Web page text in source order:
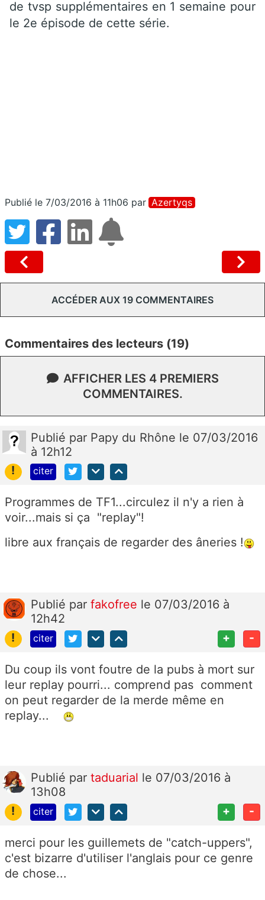
de tvsp supplémentaires en 1 semaine pour
le 2e épisode de cette série.
Publié le 7/03/2016 à 11h06 par Azertyqs
ACCÉDER AUX 19 COMMENTAIRES
Commentaires des lecteurs (19)
AFFICHER LES 4 PREMIERS
COMMENTAIRES.
Publié par Papy du Rhône le 07/03/2016
à 12h12
!
citer
Programmes de TF1...circulez il n'y a rien à
voir...mais si ça "replay"!
libre aux français de regarder des âneries !
Publié par fakofree le 07/03/2016 à
12h42
!
citer + -
Du coup ils vont foutre de la pubs à mort sur
leur replay pourri... comprend pas comment
on peut regarder de la merde même en
replay...
Publié par taduarial le 07/03/2016 à
13h08
!
citer + -
merci pour les guillemets de "catch-uppers",
c'est bizarre d'utiliser l'anglais pour ce genre
de chose...